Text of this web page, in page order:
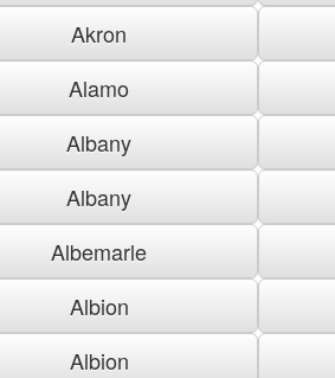
Akron
Alamo
Albany
Albany
Albemarle
Albion
Albion